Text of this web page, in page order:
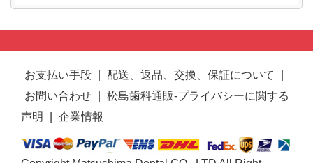
お支払い手段 配送、返品、交換、保証について
お問い合わせ
松島歯科通販-プライバシーに関する
声明
企業情報